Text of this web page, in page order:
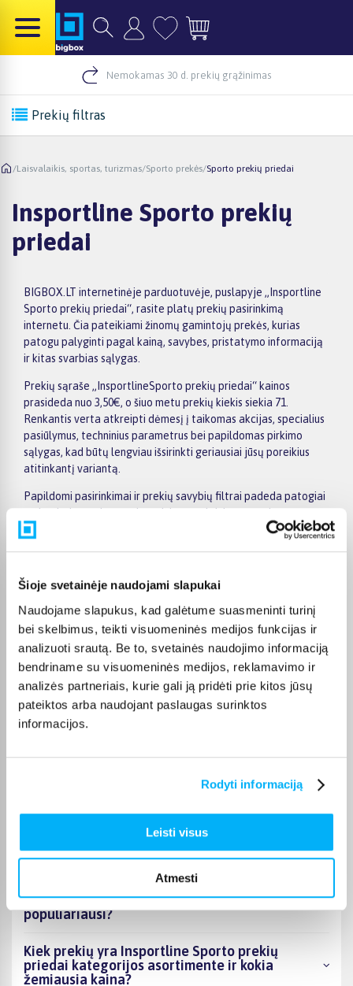
Šioje svetainėje naudojami slapukai
Naudojame slapukus, kad galėtume suasmeninti turinį
bei skelbimus, teikti visuomeninės medijos funkcijas ir
analizuoti srautą. Be to, svetainės naudojimo informaciją
bendriname su visuomeninės medijos, reklamavimo ir
analizės partneriais, kurie gali ją pridėti prie kitos jūsų
pateiktos arba naudojant paslaugas surinktos
informacijos.
Rodyti informaciją
Leisti visus
Atmesti
Nemokamas 30 d. prekių grąžinimas
Prekių filtras
/Laisvalaikis, sportas, turizmas/Sporto prekės/Sporto prekių priedai
Insportline Sporto prekių
priedai
BIGBOX.LT internetinėje parduotuvėje, puslapyje „Insportline
Sporto prekių priedai“, rasite platų prekių pasirinkimą
internetu. Čia pateikiami žinomų gamintojų prekės, kurias
patogu palyginti pagal kainą, savybes, pristatymo informaciją
ir kitas svarbias sąlygas.
Prekių sąraše „InsportlineSporto prekių priedai“ kainos
prasideda nuo 3,50€, o šiuo metu prekių kiekis siekia 71.
Renkantis verta atkreipti dėmesį į taikomas akcijas, specialius
pasiūlymus, techninius parametrus bei papildomas pirkimo
sąlygas, kad būtų lengviau išsirinkti geriausiai jūsų poreikius
atitinkantį variantą.
Papildomi pasirinkimai ir prekių savybių filtrai padeda patogiai
susiaurinti asortimentą ir greičiau rasti tinkamą prekę.
Peržiūrėkite „InsportlineSporto prekių priedai“ pasiūlymus
terminą.
Pirkėjų atsiliepimai apie prekes
Vygantas G.
Geras, tvirtas - kokybiškas suoliukas.
Kokie Insportline Sporto prekių priedai
kategorijoje esantys produktai šiuo metu
populiariausi?
Kiek prekių yra Insportline Sporto prekių
priedai kategorijos asortimente ir kokia
žemiausia kaina?